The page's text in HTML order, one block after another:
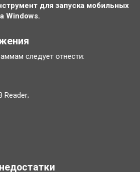
для запуска мобильных
Windows.
следует отнести:
Reader;